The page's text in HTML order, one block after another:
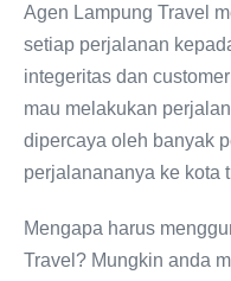
Agen Lampung Travel
setiap perjalanan
integeritas dan
mau melakukan
dipercaya oleh banyak
perjalanananya ke kota
Mengapa harus
Travel? Mungkin anda